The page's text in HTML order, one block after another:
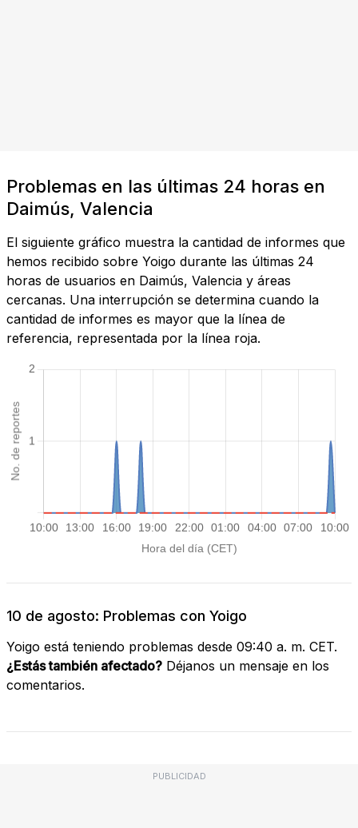
Problemas en las últimas 24 horas en
Daimús, Valencia
El siguiente gráfico muestra la cantidad de informes que
hemos recibido sobre Yoigo durante las últimas 24
horas de usuarios en Daimús, Valencia y áreas
cercanas. Una interrupción se determina cuando la
cantidad de informes es mayor que la línea de
referencia, representada por la línea roja.
10 de agosto: Problemas con Yoigo
Yoigo está teniendo problemas desde 09:40 a. m. CET.
¿Estás también afectado? Déjanos un mensaje en los
comentarios.
PUBLICIDAD